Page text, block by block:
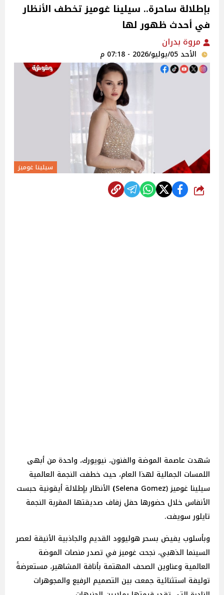
بإطلالة ساحرة.. سيلينا غوميز تخطف الأنظار
في أحدث ظهور لها
مروة بدران
الأحد 05/يوليو/2026 - 07:18 م
سيلينا غوميز
شارك
شهدت عاصمة الموضة والفنون، نيويورك، واحدة من أبهى
اللمسات الجمالية لهذا العام، حيث خطفت النجمة العالمية
سيلينا غوميز(Selena
Gomez
) الأنظار بإطلالة أيقونية حبست
الأنفاس خلال حضورها حفل زفاف صديقتها المقربة النجمة
تايلور سويفت.
وبأسلوب يفيض بسحر هوليوود القديم والجاذبية الأنيقة لعصر
السينما الذهبي، نجحت غوميز في تصدر منصات الموضة
العالمية وعناوين الصحف المهتمة بأناقة المشاهير، مستعرضةً
توليفة استثنائية جمعت بين التصميم الرفيع والمجوهرات